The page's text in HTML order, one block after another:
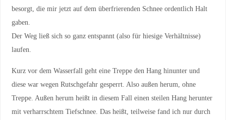
besorgt, die mir jetzt auf dem überfrierenden Schnee ordentlich Halt
gaben.
Der Weg ließ sich so ganz entspannt (also für hiesige Verhältnisse)
laufen.
Kurz vor dem Wasserfall geht eine Treppe den Hang hinunter und
diese war wegen Rutschgefahr gesperrt. Also außen herum, ohne
Treppe. Außen herum heißt in diesem Fall einen steilen Hang herunter
mit verharrschtem Tiefschnee. Das heißt, teilweise fand ich nur durch